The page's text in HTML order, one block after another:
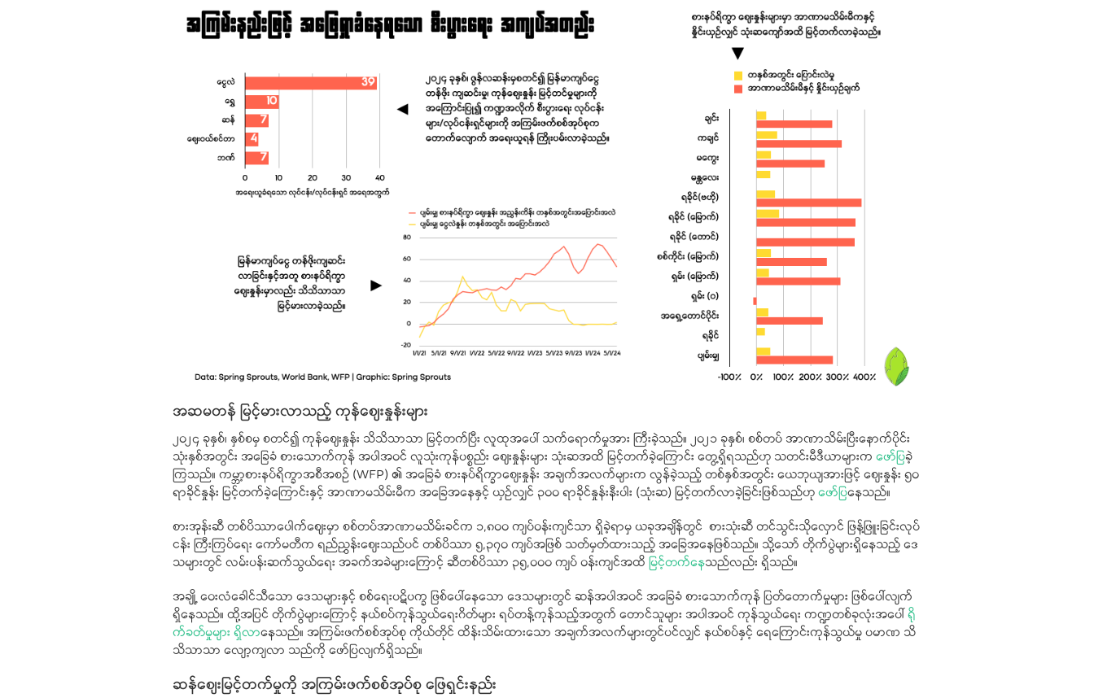
အဆမတန် မြင့်မားလာသည့် ကုန်စျေးနှုန်းများ
၂၀၂၄ ခုနှစ်၊ နှစ်စမှ စတင်၍ ကုန်ဈေးနှုန်း သိသိသာသာ မြင့်တက်ပြီး လူထုအပေါ် သက်ရောက်မှုအား ကြီးခဲ့သည်။ ၂၀၂၁ ခုနှစ်၊​ စစ်တပ် အာဏာသိမ်းပြီးနောက်ပိုင်း
သုံးနှစ်အတွင်း အခြေခံ စားသောက်ကုန် အပါအဝင် လူသုံးကုန်ပစ္စည်း ဈေးနှုန်းများ သုံးဆအထိ မြင့်တက်ခဲ့ကြောင်း တွေ့ရှိရသည်ဟု သတင်းမီဒီယာများက ဖော်ပြခဲ့
ကြသည်။ ကမ္ဘာ့စားနပ်ရိက္ခာအစီအစဉ် (WFP) ၏ အခြေခံ စားနပ်ရိက္ခာစျေးနှုန်း အချက်အလက်များက လွန်ခဲ့သည့် တစ်နှစ်အတွင်း ယေဘုယျအားဖြင့် စျေးနှုန်း ၅၀
ရာခိုင်နှုန်း မြင့်တက်ခဲ့ကြောင်းနှင့် အာဏာမသိမ်းမီက အခြေအနေနှင့် ယှဉ်လျှင် ၃၀၀ ရာခိုင်နှုန်းနီးပါး (သုံးဆ) မြင့်တက်လာခဲ့ခြင်းဖြစ်သည်ဟုဖော်ပြနေသည်။
စားအုန်းဆီ တစ်ပိဿာပေါက်ဈေးမှာ စစ်တပ်အာဏာမသိမ်းခင်က ၁,၈၀၀ ကျပ်ဝန်းကျင်သာ ရှိခဲ့ရာမှ ယခုအချိန်တွင် စားသုံးဆီ တင်သွင်းသိုလှောင် ဖြန့်ဖြူးခြင်းလုပ်
ငန်း ကြီးကြပ်ရေး ကော်မတီက ရည်ညွှန်းစျေးသည်ပင် တစ်ပိဿာ ၅,၃၇၀ ကျပ်အဖြစ် သတ်မှတ်ထားသည့် အခြေအနေဖြစ်သည်။ သို့သော် တိုက်ပွဲများရှိနေသည့် ဒေ
သများတွင် လမ်းပန်းဆက်သွယ်ရေး အခက်အခဲများကြောင့် ဆီတစ်ပိဿာ ၃၅,၀၀၀ ကျပ် ဝန်းကျင်အထိ မြင့်တက်နေသည်လည်း ရှိသည်။
အချို့ ဝေးလံခေါင်သီသော ဒေသများနှင့် စစ်ရေးပဋိပက္ခ ဖြစ်ပေါ်နေသော ဒေသများတွင် ဆန်အပါအဝင် အခြေခံ စားသောက်ကုန် ပြတ်တောက်မှုများ ဖြစ်ပေါ်လျက်
ရှိနေသည်။ ထို့အပြင် တိုက်ပွဲများကြောင့် နယ်စပ်ကုန်သွယ်ရေးဂိတ်များ ရပ်တန့်ကုန်သည့်အတွက် တောင်သူများ အပါအဝင် ကုန်သွယ်ရေး ကဏ္ဍတစ်ခုလုံးအပေါ် ရို
က်ခတ်မှုများ ရှိလာနေသည်။ အကြမ်းဖက်စစ်အုပ်စု ကိုယ်တိုင် ထိန်းသိမ်းထားသော အချက်အလက်များတွင်ပင်လျှင် နယ်စပ်နှင့် ရေကြောင်းကုန်သွယ်မှု ပမာဏ သိ
သိသာသာ လျော့ကျလာ သည်ကို ဖော်ပြလျက်ရှိသည်။
ဆန်စျေးမြင့်တက်မှုကို အကြမ်းဖက်စစ်အုပ်စု ဖြေရှင်းနည်း